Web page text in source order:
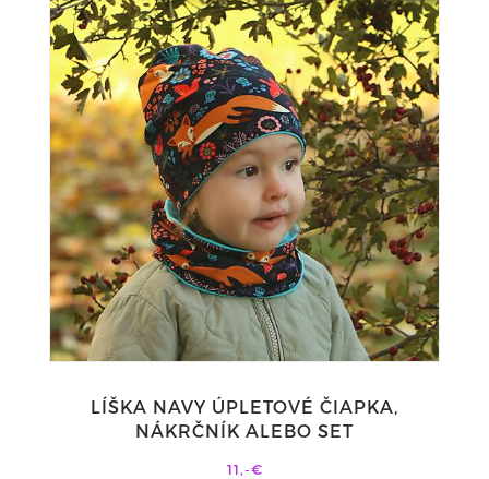
LÍŠKA NAVY ÚPLETOVÉ ČIAPKA,
NÁKRČNÍK ALEBO SET
11,-€